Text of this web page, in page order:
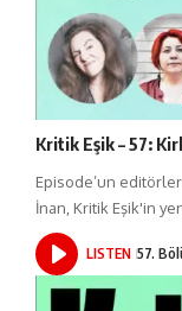
Kritik Eşik – 57:
Episode’un
İnan, Kritik Eşik'in
LISTEN 57.